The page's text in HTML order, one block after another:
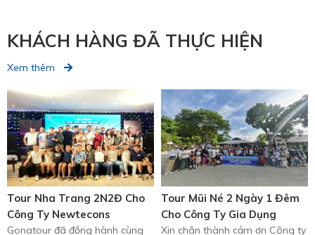
KHÁCH HÀNG ĐÃ THỰC HIỆN
Xem thêm
Tour Nha Trang 2N2Đ Cho
Công Ty Newtecons
Gonatour đã đồng hành cùng
Tour Mũi Né 2 Ngày 1 Đêm
Cho Công Ty Gia Dụng
Trung Huy – Hành Trình Gắn
Xin chân thành cảm ơn Công ty